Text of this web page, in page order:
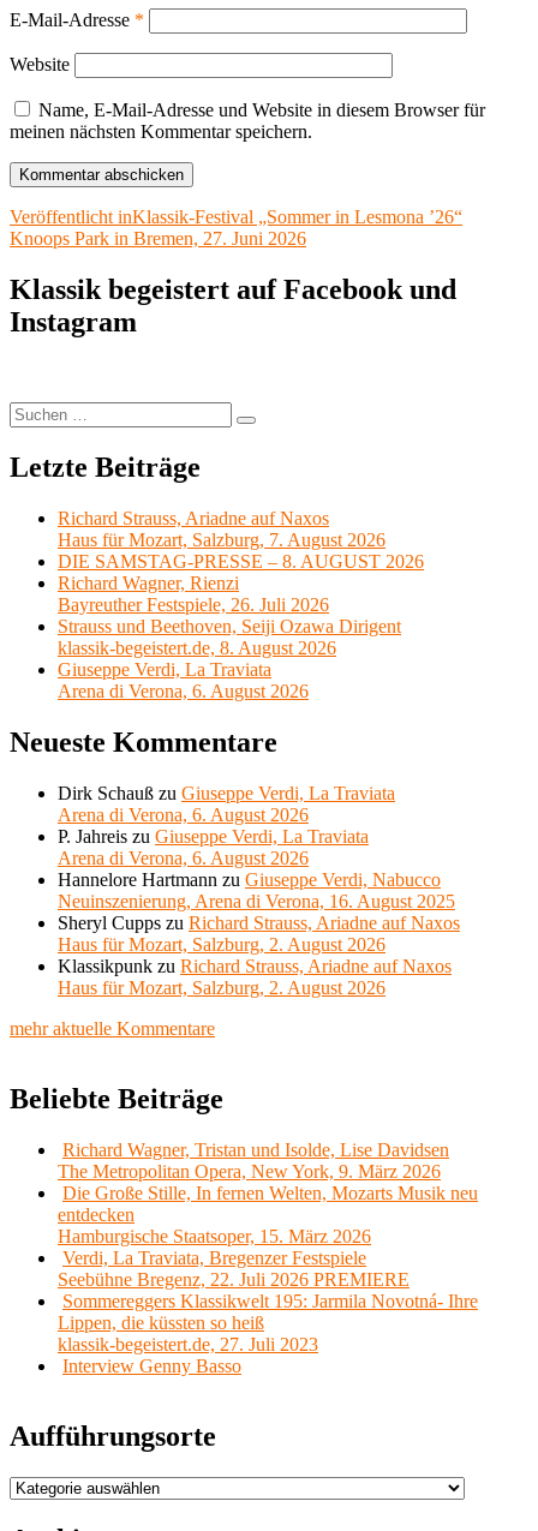
E-Mail-Adresse *
Website
Name, E-Mail-Adresse und Website in diesem Browser für
meinen nächsten Kommentar speichern.
Beitragsnavigation
Veröffentlicht inKlassik-Festival „Sommer in Lesmona ’26“
Knoops Park in Bremen, 27. Juni 2026
Klassik begeistert auf Facebook und
Instagram
Suchen
nach:
Suchen
Letzte Beiträge
Richard Strauss, Ariadne auf Naxos
Haus für Mozart, Salzburg, 7. August 2026
DIE SAMSTAG-PRESSE – 8. AUGUST 2026
Richard Wagner, Rienzi
Bayreuther Festspiele, 26. Juli 2026
Strauss und Beethoven, Seiji Ozawa Dirigent
klassik-begeistert.de, 8. August 2026
Giuseppe Verdi, La Traviata
Arena di Verona, 6. August 2026
Neueste Kommentare
Dirk Schauß zu Giuseppe Verdi, La Traviata
Arena di Verona, 6. August 2026
P. Jahreis zu Giuseppe Verdi, La Traviata
Arena di Verona, 6. August 2026
Hannelore Hartmann zu Giuseppe Verdi, Nabucco
Neuinszenierung, Arena di Verona, 16. August 2025
Sheryl Cupps zu Richard Strauss, Ariadne auf Naxos
Haus für Mozart, Salzburg, 2. August 2026
Klassikpunk zu Richard Strauss, Ariadne auf Naxos
Haus für Mozart, Salzburg, 2. August 2026
mehr aktuelle Kommentare
Beliebte Beiträge
Richard Wagner, Tristan und Isolde, Lise Davidsen
The Metropolitan Opera, New York, 9. März 2026
Die Große Stille, In fernen Welten, Mozarts Musik neu
entdecken
Hamburgische Staatsoper, 15. März 2026
Verdi, La Traviata, Bregenzer Festspiele
Seebühne Bregenz, 22. Juli 2026 PREMIERE
Sommereggers Klassikwelt 195: Jarmila Novotná- Ihre
Lippen, die küssten so heiß
klassik-begeistert.de, 27. Juli 2023
Interview Genny Basso
Aufführungsorte
Aufführungsorte